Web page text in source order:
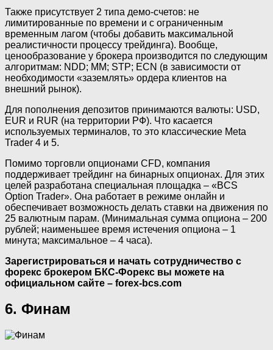
Также присутствует 2 типа демо-счетов: не
лимитированные по времени и с ограниченным
временным лагом (чтобы добавить максимальной
реалистичности процессу трейдинга). Вообще,
ценообразование у брокера производится по следующим
алгоритмам: NDD; MM; STP; ECN (в зависимости от
необходимости «заземлять» ордера клиентов на
внешний рынок).
Для пополнения депозитов принимаются валюты: USD,
EUR и RUR (на территории РФ). Что касается
используемых терминалов, то это классические Meta
Trader 4 и 5.
Помимо торговли опционами CFD, компания
поддерживает трейдинг на бинарных опционах. Для этих
целей разработана специальная площадка – «BCS
Option Trader». Она работает в режиме онлайн и
обеспечивает возможность делать ставки на движения по
25 валютным парам. (Минимальная сумма опциона – 200
рублей; наименьшее время истечения опциона – 1
минута; максимальное – 4 часа).
Зарегистрироваться и начать сотрудничество с
форекс брокером БКС-Форекс вы можете на
официальном сайте – forex-bcs.com
6. Финам